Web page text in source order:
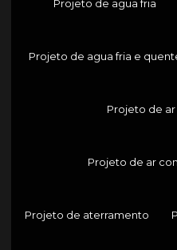
Projeto de agua fria
Projeto de agua fria e
Projeto de
Projeto de ar
Projeto de aterramento